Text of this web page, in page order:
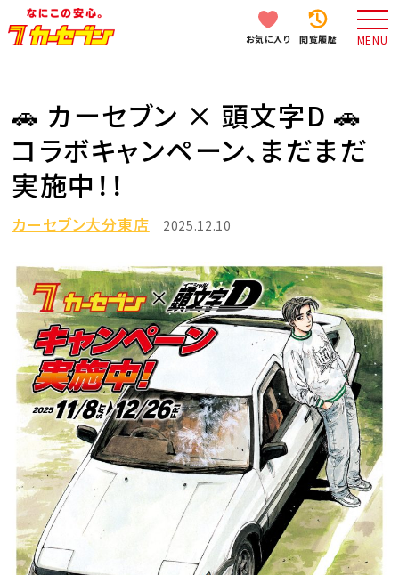
お気に入り 閲覧履歴 MENU
🚗 カーセブン × 頭文字D 🚗
コラボキャンペーン、まだまだ
実施中！！
カーセブン大分東店 2025.12.10